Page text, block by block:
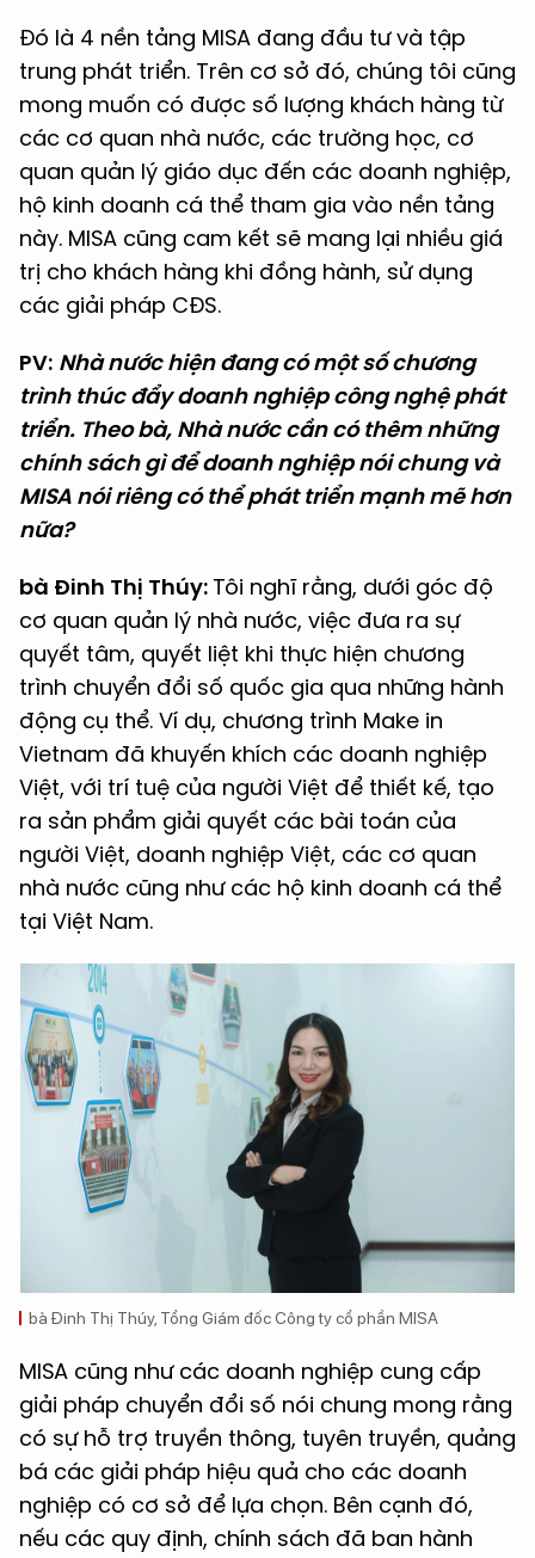
Đó là 4 nền tảng MISA đang đầu tư và tập
trung phát triển. Trên cơ sở đó, chúng tôi cũng
mong muốn có được số lượng khách hàng từ
các cơ quan nhà nước, các trường học, cơ
quan quản lý giáo dục đến các doanh nghiệp,
hộ kinh doanh cá thể tham gia vào nền tảng
này. MISA cũng cam kết sẽ mang lại nhiều giá
trị cho khách hàng khi đồng hành, sử dụng
các giải pháp CĐS.
PV: Nhà nước hiện đang có một số chương
trình thúc đẩy doanh nghiệp công nghệ phát
triển. Theo bà, Nhà nước cần có thêm những
chính sách gì để doanh nghiệp nói chung và
MISA nói riêng có thể phát triển mạnh mẽ hơn
nữa?
bà Đinh Thị Thúy: Tôi nghĩ rằng, dưới góc độ
cơ quan quản lý nhà nước, việc đưa ra sự
quyết tâm, quyết liệt khi thực hiện chương
trình chuyển đổi số quốc gia qua những hành
động cụ thể. Ví dụ, chương trình Make in
Vietnam đã khuyến khích các doanh nghiệp
Việt, với trí tuệ của người Việt để thiết kế, tạo
ra sản phẩm giải quyết các bài toán của
người Việt, doanh nghiệp Việt, các cơ quan
nhà nước cũng như các hộ kinh doanh cá thể
tại Việt Nam.
bà Đinh Thị Thúy, Tổng Giám đốc Công ty cổ phần MISA
MISA cũng như các doanh nghiệp cung cấp
giải pháp chuyển đổi số nói chung mong rằng
có sự hỗ trợ truyền thông, tuyên truyền, quảng
bá các giải pháp hiệu quả cho các doanh
nghiệp có cơ sở để lựa chọn. Bên cạnh đó,
nếu các quy định, chính sách đã ban hành